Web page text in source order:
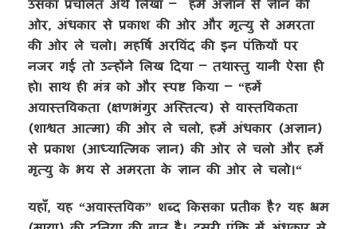
ओर, अंधकार से प्रकाश की ओर और मृत्यु से अमरता
की ओर ले चलो। महर्षि अरविंद की इन पंक्तियों पर
नजर गई तो उन्होंने लिख दिया – तथास्तु यानी ऐसा ही
हो! साथ ही मंत्र को और स्पष्ट किया – “हमें
अवास्तविकता (क्षणभंगुर अस्तित्व) से वास्तविकता
(शाश्वत आत्मा) की ओर ले चलो, हमें अंधकार (अज्ञान)
से प्रकाश (आध्यात्मिक ज्ञान) की ओर ले चलो और हमें
मृत्यु के भय से अमरता के ज्ञान की ओर ले चलो।“
यहाँ, यह “अवास्तविक” शब्द किसका प्रतीक है? यह भ्रम